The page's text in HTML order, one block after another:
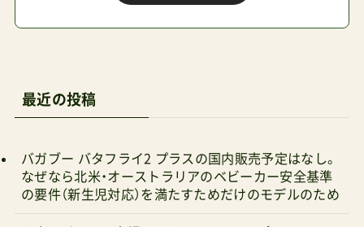
が座った状態の生後6ヶ月から４歳ごろまで管理
人パパサイベックスのベビーカーは総じてフレー
ようです。当初からチャイルドシートブランドと
して名を馳せていただけあります。そして、利用期
最近の投稿
バガブー バタフライ2 プラスの国内販売予定はなし。
なぜなら北米・オーストラリアのベビーカー安全基準
の要件（新生児対応）を満たすためだけのモデルのため